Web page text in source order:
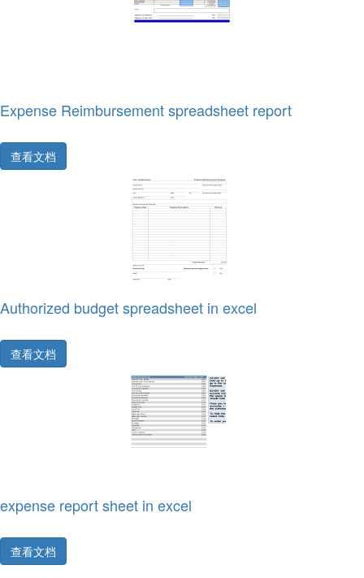
Expense Reimbursement spreadsheet report
查看文档
Authorized budget spreadsheet in excel
查看文档
expense report sheet in excel
查看文档